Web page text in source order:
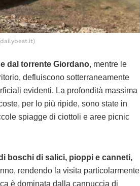
dal torrente Giordano, mentre le
defluiscono sotterraneamente
evidenti. La profondità massima
per lo più ripide, sono state in
spiagge di ciottoli e aree picnic
boschi di salici, pioppi e canneti,
rendendo la visita particolarmente
è dominata dalla cannuccia di